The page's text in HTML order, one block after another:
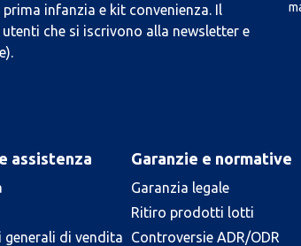
infanzia e kit convenienza. Il
che si iscrivono alla newsletter e
assistenza
generali di vendita
Garanzie e normative
Garanzia legale
Ritiro prodotti lotti
Controversie ADR/ODR